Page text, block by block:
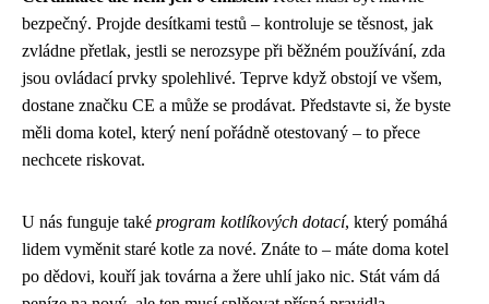
bezpečný. Projde desítkami testů – kontroluje se těsnost, jak
zvládne přetlak, jestli se nerozsype při běžném používání, zda
jsou ovládací prvky spolehlivé. Teprve když obstojí ve všem,
dostane značku CE a může se prodávat. Představte si, že byste
měli doma kotel, který není pořádně otestovaný – to přece
nechcete riskovat.
U nás funguje také program kotlíkových dotací, který pomáhá
lidem vyměnit staré kotle za nové. Znáte to – máte doma kotel
po dědovi, kouří jak továrna a žere uhlí jako nic. Stát vám dá